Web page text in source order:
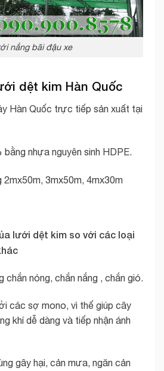
nắng bãi đậu xe
dệt kim Hàn Quốc
Hàn Quốc trực tiếp sản xuất tại
bằng nhựa nguyên sinh HDPE.
2mx50m, 3mx50m, 4mx30m
lưới dệt kim so với các loại
chắn nóng, chắn nắng , chắn gió.
các sợ mono, vì thế giúp cây
khí dễ dàng và tiếp nhận ánh
gây hại, cản mưa, ngăn cản